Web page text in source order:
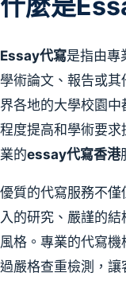
Essay代寫是指由專
學術論文、報告或
界各地的大學校園
程度提高和學術要
業的essay代寫香港
優質的代寫服務不
入的研究、嚴謹的
風格。專業的代寫
過嚴格查重檢測，讓